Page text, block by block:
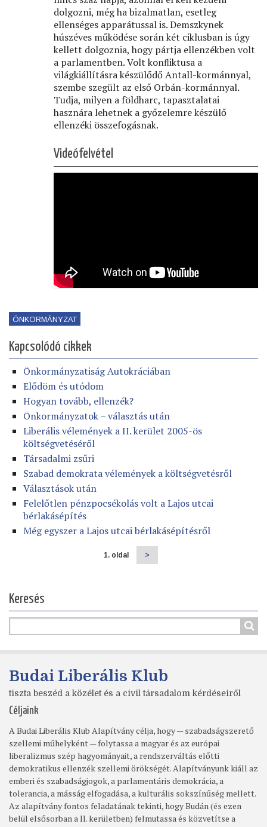
dolgozni, még ha bizalmatlan, esetleg
ellenséges apparátussal is. Demszkynek
húszéves működése során két ciklusban is úgy
kellett dolgoznia, hogy pártja ellenzékben volt
a parlamentben. Volt konﬂiktusa a
világkiállításra készülődő Antall-kormánnyal,
szembe szegült az első Orbán-kormánnyal.
Tudja, milyen a földharc, tapasztalatai
hasznára lehetnek a győzelemre készülő
ellenzéki összefogásnak.
Videófelvétel
ÖNKORMÁNYZAT
Kapcsolódó cikkek
Önkormányzatiság Autokráciában
Elődöm és utódom
Hogyan tovább, ellenzék?
Önkormányzatok – választás után
Liberális vélemények a II. kerület 2005-ös
költségvetéséről
Társadalmi zsűri
Szabad demokrata vélemények a költségvetésről
Választások után
Felelőtlen pénzpocsékolás volt a Lajos utcai
bérlakásépítés
Még egyszer a Lajos utcai bérlakásépítésről
1. oldal
Következő
oldal
>
Keresés
Budai Liberális Klub
tiszta beszéd a közélet és a civil társadalom kérdéseiről
Céljaink
A Budai Liberális Klub Alapítvány célja, hogy — szabadságszerető
szellemi műhelyként — folytassa a magyar és az európai
liberalizmus szép hagyományait, a rendszerváltás előtti
demokratikus ellenzék szellemi örökségét. Alapítványunk kiáll az
emberi és szabadságjogok, a parlamentáris demokrácia, a
tolerancia, a másság elfogadása, a kulturális sokszínűség mellett.
Az alapítvány fontos feladatának tekinti, hogy Budán (és ezen
belül elsősorban a II. kerületben) felmutassa és közvetítse a